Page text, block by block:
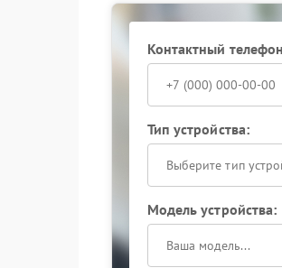
Контактный
Тип устройства:
Выберите тип
Модель устройства: